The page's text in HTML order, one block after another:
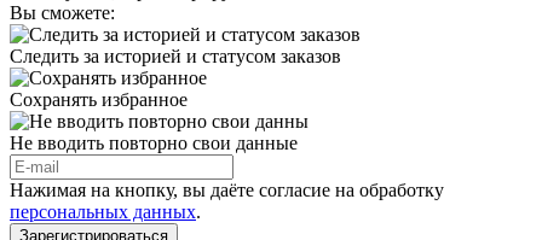
Вы сможете:
Следить за историей и статусом заказов
Сохранять избранное
Не вводить повторно свои данные
Нажимая на кнопку, вы даёте согласие на обработку
персональных данных.
Зарегистрироваться